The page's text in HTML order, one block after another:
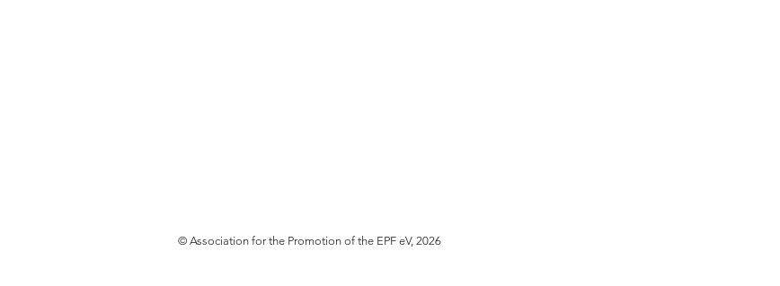
© Association for the Promotion of the EPF eV, 2026